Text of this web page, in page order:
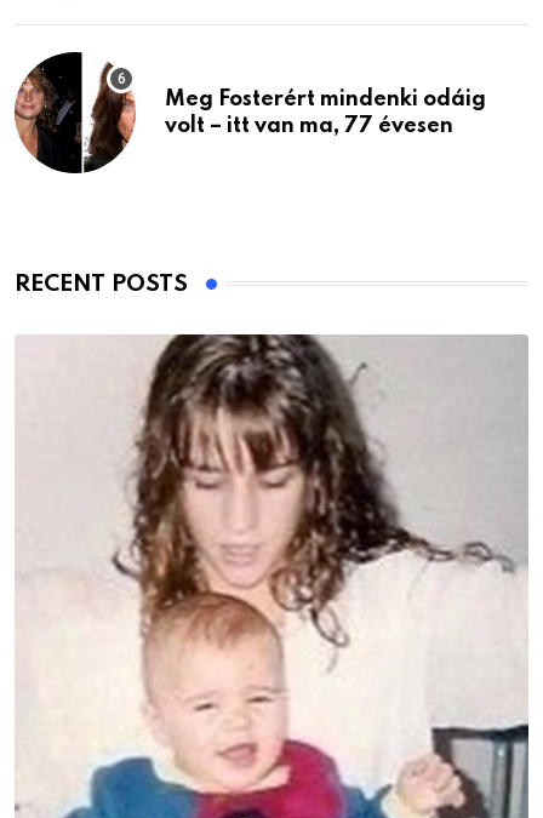
Meg Fosterért mindenki odáig
volt – itt van ma, 77 évesen
RECENT POSTS